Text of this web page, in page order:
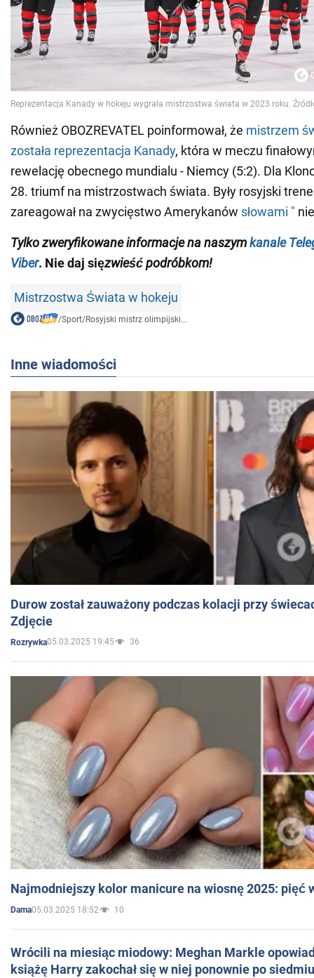
Również OBOZREVATEL poinformował, że mistrzem
została reprezentacja Kanady, która w meczu
rewelację obecnego mundialu - Niemcy (5:2). Dla
28. triumf na mistrzostwach świata. Były rosyjski
zareagował na zwycięstwo Amerykanów słowami "
Tylkozweryfikowane informacje na naszymkanale
Viber. Nie daj sięzwieść podróbkom!
Mistrzostwa Świata w hokeju
/Sport/Rosyjski mistrz olimpijski...
Inne wiadomości
Durow został zauważony podczas kolacji przy
Zdjęcie
Rozrywka05.03.2025 19:45 36
Najmodniejszy kolor manicure na wiosnę 2025: pięć
Dama05.03.2025 18:52 10
Wrócili na miesiąc miodowy: Meghan Markle
książę Harry zakochał się w niej ponownie po